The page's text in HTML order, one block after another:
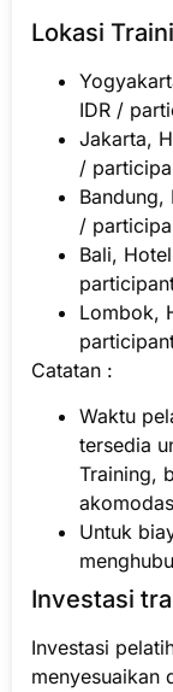
Lokasi
IDR /
Jakarta,
/
Bandung,
/
Bali,
Lombok,
Catatan :
Waktu
tersedia
Training,
Untuk
Investasi
Investasi
menyesuaikan